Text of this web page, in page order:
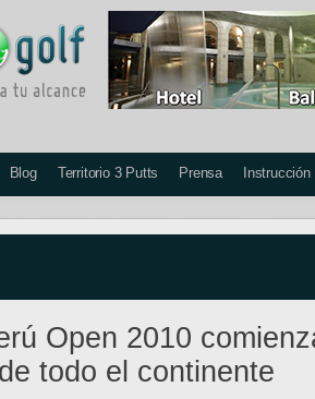
Blog Territorio 3 Putts Prensa Instrucción
Open 2010
todo el continente